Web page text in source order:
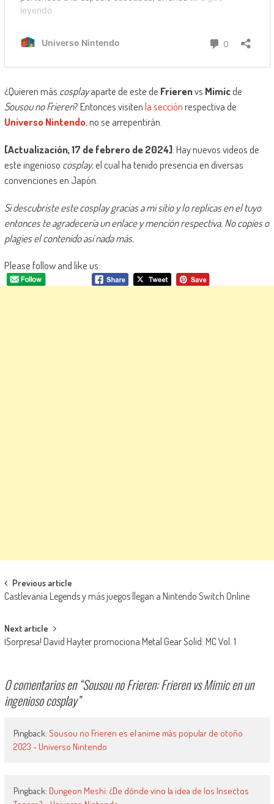
¿Quieren más cosplayaparte de este de Frierenvs Mimicde
Sousou no Frieren? Entonces visitenla secciónrespectiva de
Universo Nintendo, no se arrepentirán.
[Actualización, 17 de febrero de 2024]: Hay nuevos videos de
este ingenioso cosplay, el cual ha tenido presencia en diversas
convenciones en Japón.
Si descubriste este cosplay gracias a mi sitio y lo replicas en el tuyo
entonces te agradecería un enlace y mención respectiva. No copies o
plagies el contenido así nada más.
Please follow and like us:
Navegación de entradas
Previous article
Castlevania Legends y más juegos llegan a Nintendo Switch Online
Next article
¡Sorpresa! David Hayter promociona Metal Gear Solid: MC Vol. 1
0 comentarios en “Sousou no Frieren: Frieren vs Mimic en un
ingenioso cosplay”
Pingback: Sousou no Frieren es el anime más popular de otoño
2023 - Universo Nintendo
Pingback: Dungeon Meshi: ¿De dónde vino la idea de los Insectos